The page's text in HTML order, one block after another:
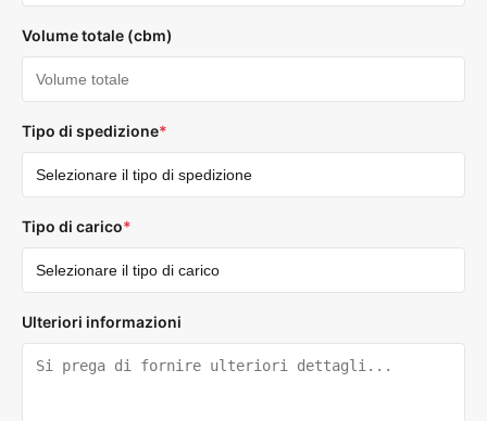
Volume totale (cbm)
Tipo di spedizione*
Tipo di carico*
Ulteriori informazioni